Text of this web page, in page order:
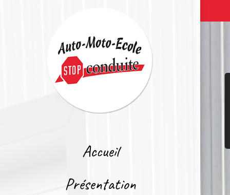
Accueil
Présentation